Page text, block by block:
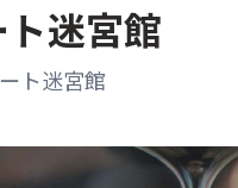
迷宮館
ト迷宮館